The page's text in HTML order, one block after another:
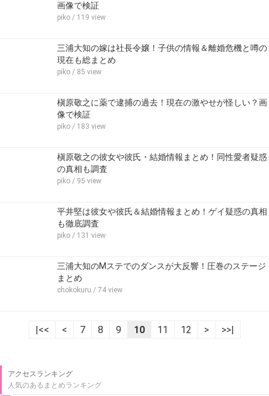
画像で検証
piko / 119 view
三浦大知の嫁は社長令嬢！子供の情報＆離婚危機と噂の
現在も総まとめ
piko / 85 view
槇原敬之に薬で逮捕の過去！現在の激やせが怪しい？画
像で検証
piko / 183 view
槇原敬之の彼女や彼氏・結婚情報まとめ！同性愛者疑惑
の真相も調査
piko / 95 view
平井堅は彼女や彼氏＆結婚情報まとめ！ゲイ疑惑の真相
も徹底調査
piko / 131 view
三浦大知のMステでのダンスが大反響！圧巻のステージ
まとめ
chokokuru / 74 view
|<< < 7 8 9 10 11 12 > >>|
アクセスランキング
人気のあるまとめランキング